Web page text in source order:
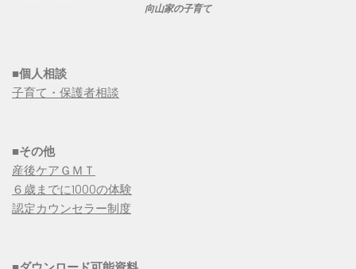
向山家の子育て
■個人相談
子育て・保護者相談
■その他
産後ケアＧＭＴ
６歳までに1000の体験
認定カウンセラー制度